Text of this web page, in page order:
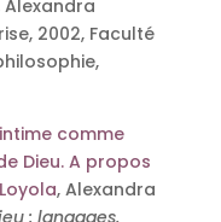
Alexandra
2002, Faculté
comme
Dieu. A propos
, Alexandra
: langages,